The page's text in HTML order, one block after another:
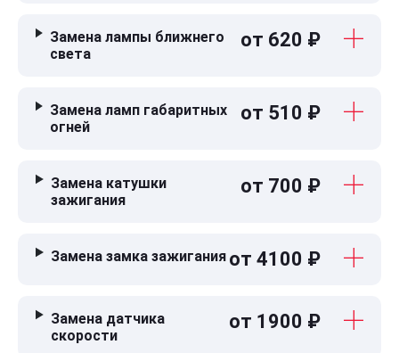
Замена лампы ближнего
света
от 620 ₽
Замена ламп габаритных
огней
от 510 ₽
Замена катушки
зажигания
от 700 ₽
Замена замка зажигания от 4100 ₽
Замена датчика
скорости
от 1900 ₽